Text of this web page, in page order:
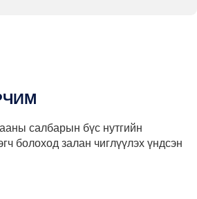
салбарын бүс нутгийн
болоход залан чиглүүлэх үндсэн